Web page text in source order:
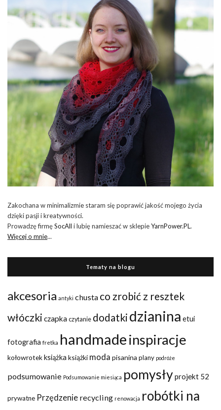
Zakochana w minimalizmie staram się poprawić jakość mojego życia
dzięki pasji i kreatywności.
Prowadzę firmęSocAll i lubię namieszać w sklepieYarnPower.PL.
Więcej o mnie...
Tematy na blogu
akcesoria antyki chusta co zrobić z resztek
włóczki czapka czytanie dodatki dzianina etui
fotografia fretka handmadeinspiracje
kołowrotekksiążka książki moda pisanina plany podróże
podsumowanie Podsumowanie miesiąca pomysłyprojekt 52
prywatne Przędzenie recycling renowacja robótki na